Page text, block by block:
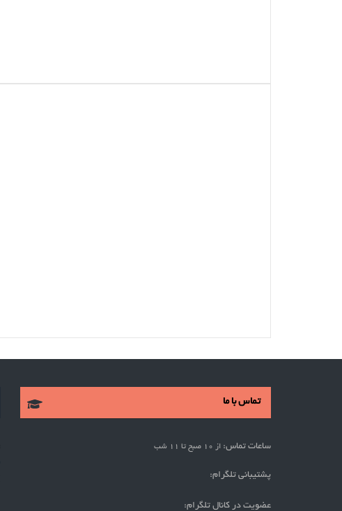
تماس با ما
ساعات تماس: از 10 صبح تا 11 شب
پشتیبانی تلگرام:
عضویت در کانال تلگرام: